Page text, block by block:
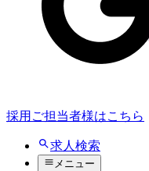
採用ご担当者様はこちら
求人検索
メニュー